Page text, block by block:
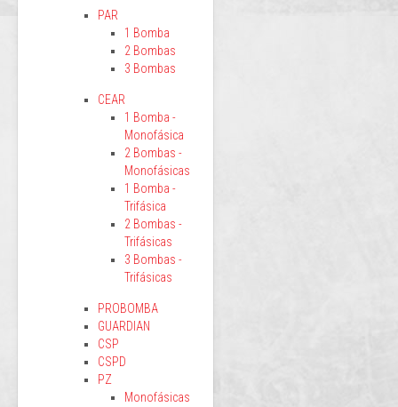
PAR
1 Bomba
2 Bombas
3 Bombas
CEAR
1 Bomba -
Monofásica
2 Bombas -
Monofásicas
1 Bomba -
Trifásica
2 Bombas -
Trifásicas
3 Bombas -
Trifásicas
PROBOMBA
GUARDIAN
CSP
CSPD
PZ
Monofásicas